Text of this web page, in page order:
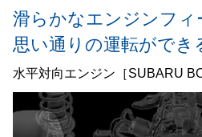
滑らかなエンジンフィ
思い通りの運転ができ
水平対向エンジン［SUBARU